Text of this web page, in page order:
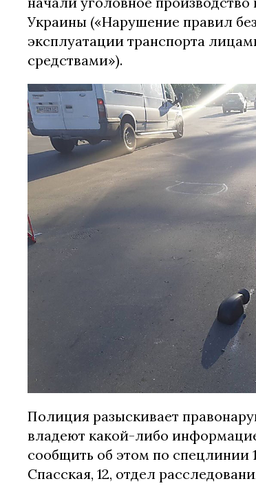
Украины («Нарушение правил
эксплуатации транспорта
средствами»).
Полиция разыскивает
владеют какой-либо
сообщить об этом по спецлинии
Спасская, 12, отдел